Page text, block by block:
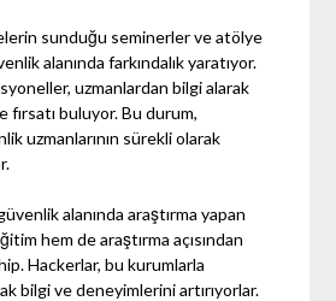
sunduğu seminerler ve atölye
alanında farkındalık yaratıyor.
uzmanlardan bilgi alarak
buluyor. Bu durum,
uzmanlarının sürekli olarak
alanında araştırma yapan
hem de araştırma açısından
Hackerlar, bu kurumlarla
bilgi ve deneyimlerini artırıyorlar.